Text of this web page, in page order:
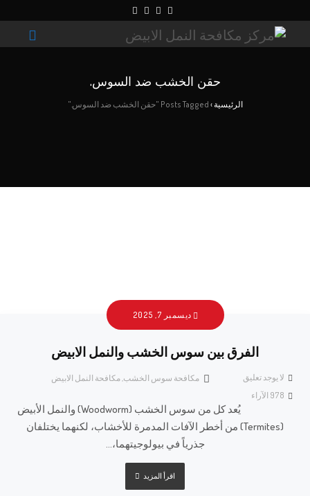
حقن الخشب ضد السوس.
الرئيسية› Posts Tagged "حقن الخشب ضد السوس."
ديسمبر 7, 2025
الفرق بين سوس الخشب والنمل الابيض
مكافحة سوس الخشب ,مكافحة النمل الابيض
لا يوجد تعليق
الآراء
يُعد كل من سوس الخشب (Woodworm) والنمل الأبيض
(Termites) من أخطر الآفات المدمرة للأخشاب، لكنهما يختلفان
جذرياً في بيولوجيتهما،...
اقرأ المزيد